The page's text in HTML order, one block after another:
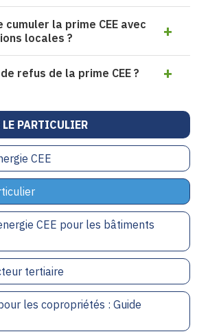
LE PARTICULIER
CEE
CEE pour les bâtiments
tertiaire
les copropriétés : Guide
la prime CEE avec
locales ?
refus de la prime CEE ?